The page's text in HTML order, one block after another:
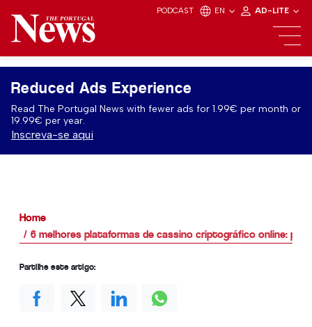
PODCAST EN AD-LITE
Reduced Ads Experience
Read The Portugal News with fewer ads for 1.99€ per month or
19.99€ per year.
Inscreva-se aqui
Home
6 melhores plataformas de cassino criptográfico online:
Partilhe este artigo: